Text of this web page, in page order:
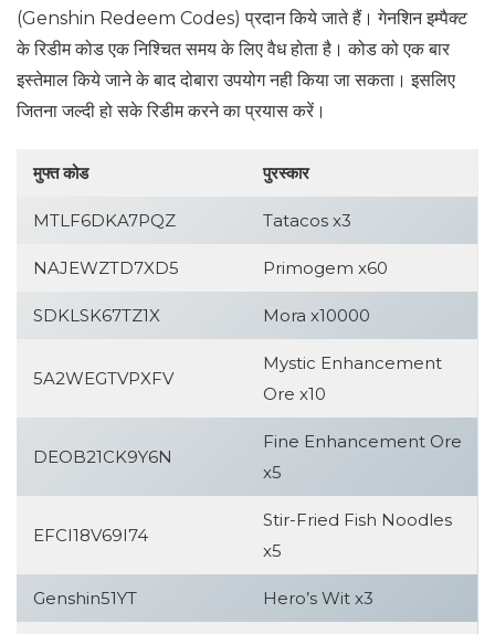
(Genshin Redeem Codes) प्रदान किये जाते हैं। गेनशिन इम्पैक्ट
के रिडीम कोड एक निश्चित समय के लिए वैध होता है। कोड को एक बार
इस्तेमाल किये जाने के बाद दोबारा उपयोग नही किया जा सकता। इसलिए
जितना जल्दी हो सके रिडीम करने का प्रयास करें।
मुफ्त कोड पुरस्कार
MTLF6DKA7PQZ Tatacos x3
NAJEWZTD7XD5 Primogem x60
SDKLSK67TZ1X Mora x10000
5A2WEGTVPXFV
Mystic Enhancement
Ore x10
DEOB21CK9Y6N
Fine Enhancement Ore
x5
EFCI18V69I74
Stir-Fried Fish Noodles
x5
Genshin51YT Hero’s Wit x3